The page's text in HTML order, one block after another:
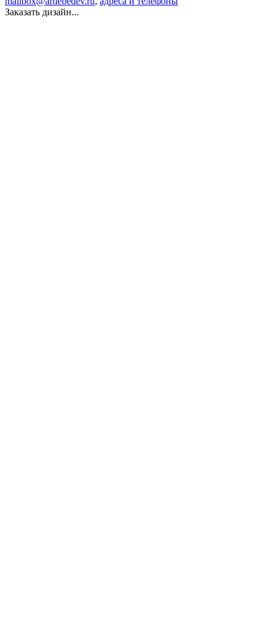
Заказать дизайн...